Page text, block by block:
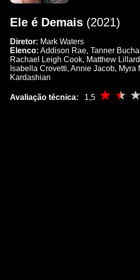
Ele é Demais (2021)
Diretor: Mark Waters
Elenco: Addison Rae, Tanner
Rachael Leigh Cook, Matthew
Isabella Crovetti, Annie Jacob, Myra
Kardashian
Avaliação técnica: 1,5